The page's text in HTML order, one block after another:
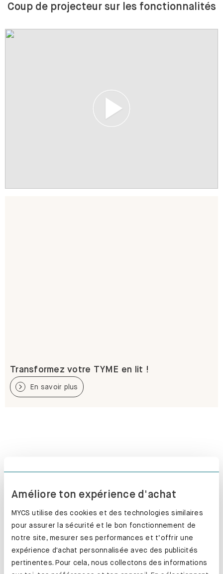
Améliore ton expérience d'achat
MYCS utilise des cookies et des technologies similaires
pour assurer la sécurité et le bon fonctionnement de
notre site, mesurer ses performances et t’offrir une
expérience d'achat personnalisée avec des publicités
pertinentes. Pour cela, nous collectons des informations
Coup de projecteur sur les fonctionnalités
Transformez votre TYME en lit !
En savoir plus